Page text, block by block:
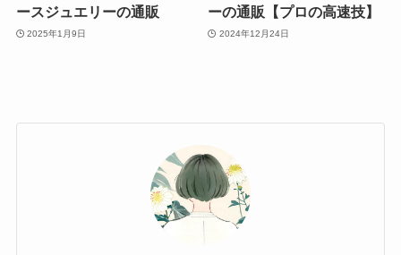
ースジュエリーの通販
2025年1月9日
ーの通販【プロの高速技】
2024年12月24日